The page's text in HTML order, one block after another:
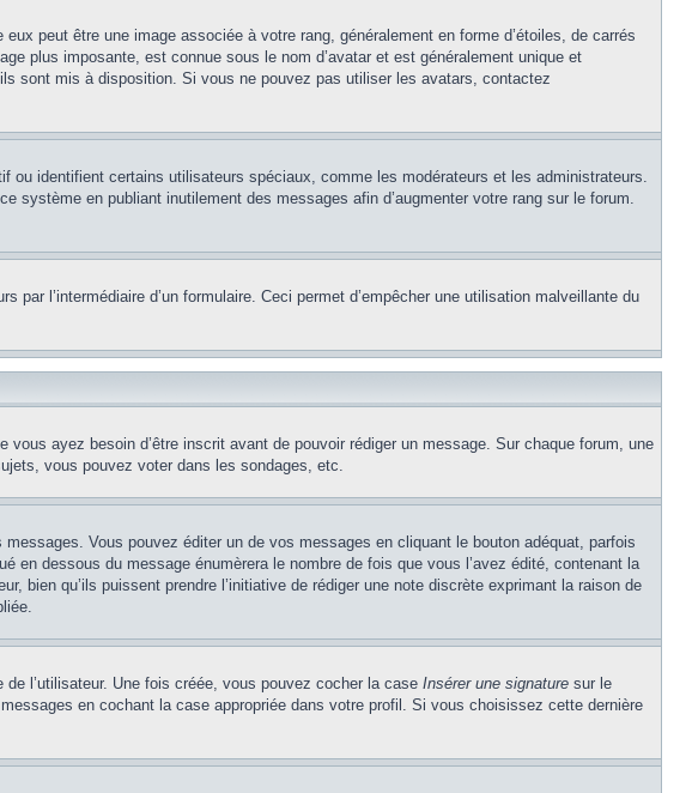
peut être une image associée à votre rang, généralement en forme d’étoiles, de carrés
plus imposante, est connue sous le nom d’avatar et est généralement unique et
sont mis à disposition. Si vous ne pouvez pas utiliser les avatars, contactez
ou identifient certains utilisateurs spéciaux, comme les modérateurs et les administrateurs.
système en publiant inutilement des messages afin d’augmenter votre rang sur le forum.
l’intermédiaire d’un formulaire. Ceci permet d’empêcher une utilisation malveillante du
ayez besoin d’être inscrit avant de pouvoir rédiger un message. Sur chaque forum, une
vous pouvez voter dans les sondages, etc.
Vous pouvez éditer un de vos messages en cliquant le bouton adéquat, parfois
en dessous du message énumèrera le nombre de fois que vous l’avez édité, contenant la
bien qu’ils puissent prendre l’initiative de rédiger une note discrète exprimant la raison de
l’utilisateur. Une fois créée, vous pouvez cocher la case Insérer une signature sur le
en cochant la case appropriée dans votre profil. Si vous choisissez cette dernière